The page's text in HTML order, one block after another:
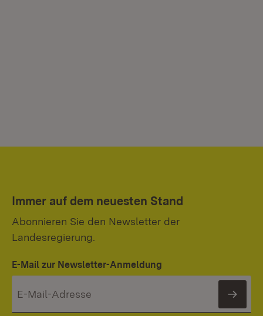
Immer auf dem neuesten Stand
Abonnieren Sie den Newsletter der
Landesregierung.
E-Mail zur Newsletter-Anmeldung